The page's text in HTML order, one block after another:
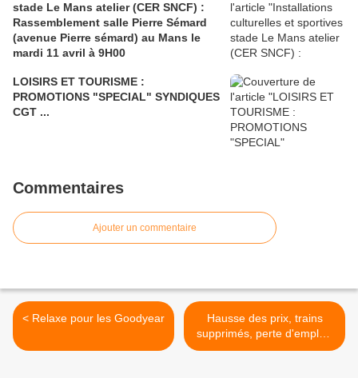
stade Le Mans atelier (CER SNCF) :
Rassemblement salle Pierre Sémard
(avenue Pierre sémard) au Mans le
mardi 11 avril à 9H00
LOISIRS ET TOURISME :
PROMOTIONS "SPECIAL" SYNDIQUES
CGT ...
Commentaires
Ajouter un commentaire
< Relaxe pour les Goodyear
Hausse des prix, trains
supprimés, perte d'emplois
: les britanniques